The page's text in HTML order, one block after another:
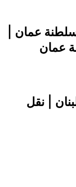
عمان |
عمان
| نقل